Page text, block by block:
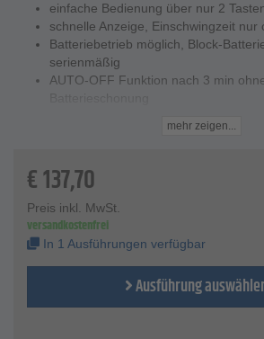
einfache Bedienung über nur 2
schnelle Anzeige, Einschwingzeit nur
Batteriebetrieb möglich, Block-
serienmäßig
AUTO-OFF Funktion nach 3 min
mehr zeigen...
€137,70
Preis inkl. MwSt.
versandkostenfrei
In 1 Ausführungen verfügbar
Ausführung